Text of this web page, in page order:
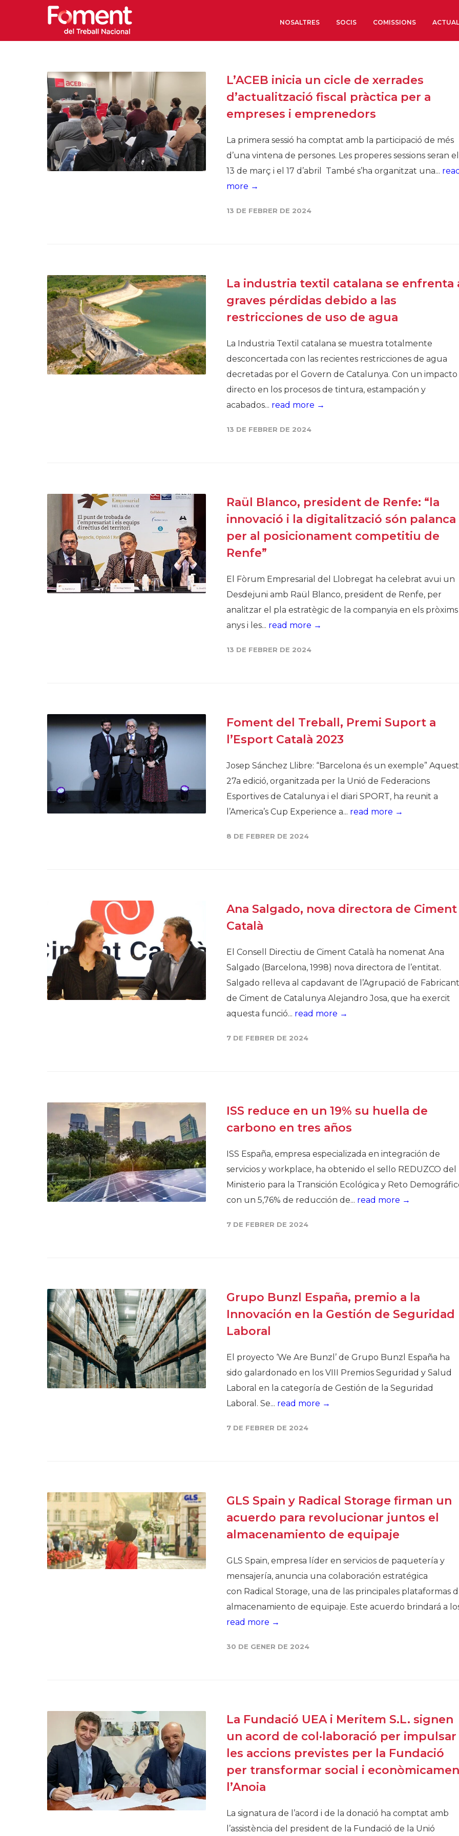
NOSALTRES
Òrgans de Govern
Òrgans Consultius
Econòmics i Socials
Organitzacions
SOCIS COMISSIONS
L’ACEB inicia un cicle de xerrades
d’actualització fiscal pràctica per a
empreses i emprenedors
La primera sessió ha comptat amb la participació de més
d’una vintena de persones. Les properes sessions seran el
13 de març i el 17 d’abril També s’ha organitzat una...
more →
13 DE FEBRER DE 2024
La industria textil catalana se enfrenta
graves pérdidas debido a las
restricciones de uso de agua
La Industria Textil catalana se muestra totalmente
desconcertada con las recientes restricciones de agua
decretadas por el Govern de Catalunya. Con un impacto
directo en los procesos de tintura, estampación y
acabados... read more →
13 DE FEBRER DE 2024
Raül Blanco, president de Renfe: “la
innovació i la digitalització són palanca
per al posicionament competitiu de
Renfe”
El Fòrum Empresarial del Llobregat ha celebrat avui un
Desdejuni amb Raül Blanco, president de Renfe, per
analitzar el pla estratègic de la companyia en els pròxims
anys i les... read more →
13 DE FEBRER DE 2024
Foment del Treball, Premi Suport a
l’Esport Català 2023
Josep Sánchez Llibre: “Barcelona és un exemple”
27a edició, organitzada per la Unió de Federacions
Esportives de Catalunya i el diari SPORT, ha reunit a
l’America’s Cup Experience a... read more →
8 DE FEBRER DE 2024
Ana Salgado, nova directora de Ciment
Català
El Consell Directiu de Ciment Català ha nomenat Ana
Salgado (Barcelona, 1998) nova directora de l’entitat.
Salgado relleva al capdavant de l’Agrupació de
de Ciment de Catalunya Alejandro Josa, que ha exercit
aquesta funció... read more →
7 DE FEBRER DE 2024
ISS reduce en un 19% su huella de
carbono en tres años
ISS España, empresa especializada en integración de
servicios y workplace, ha obtenido el sello REDUZCO del
Ministerio para la Transición Ecológica y Reto
con un 5,76% de reducción de... read more →
7 DE FEBRER DE 2024
Grupo Bunzl España, premio a la
Innovación en la Gestión de Seguridad
Laboral
El proyecto ‘We Are Bunzl’ de Grupo Bunzl España ha
sido galardonado en los VIII Premios Seguridad y Salud
Laboral en la categoría de Gestión de la Seguridad
Laboral. Se... read more →
7 DE FEBRER DE 2024
GLS Spain y Radical Storage firman un
acuerdo para revolucionar juntos el
almacenamiento de equipaje
GLS Spain, empresa líder en servicios de paquetería y
mensajería, anuncia una colaboración estratégica
con Radical Storage, una de las principales plataformas
almacenamiento de equipaje. Este acuerdo brindará a
read more →
30 DE GENER DE 2024
La Fundació UEA i Meritem S.L. signen
un acord de col·laboració per impulsar
les accions previstes per la Fundació
per transformar social i
l’Anoia
La signatura de l’acord i de la donació ha comptat amb
l’assistència del president de la Fundació de la Unió